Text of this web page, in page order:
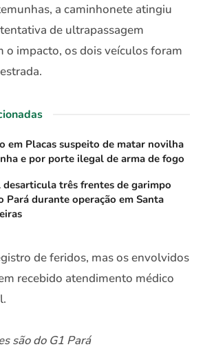
a caminhonete atingiu
de ultrapassagem
o impacto, os dois veículos foram
em Placas suspeito de matar novilha
e por porte ilegal de arma de fogo
desarticula três frentes de garimpo
Pará durante operação em Santa
de feridos, mas os envolvidos
recebido atendimento médico
são do G1 Pará